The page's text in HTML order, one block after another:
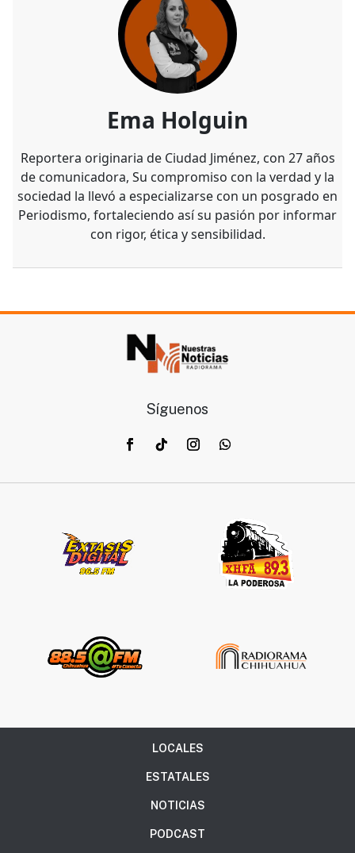
Ema Holguin
Reportera originaria de Ciudad Jiménez, con 27 años
de comunicadora, Su compromiso con la verdad y la
sociedad la llevó a especializarse con un posgrado en
Periodismo, fortaleciendo así su pasión por informar
con rigor, ética y sensibilidad.
Síguenos
LOCALES
ESTATALES
NOTICIAS
PODCAST